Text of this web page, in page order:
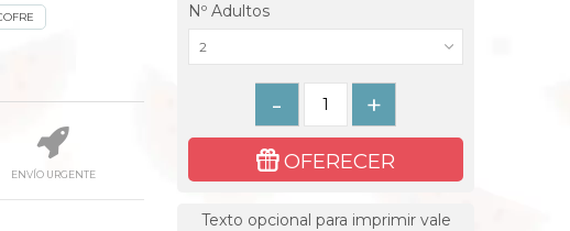
ENVÍO URGENTE
Nº Adultos
2
- +
OFERECER
Texto opcional para imprimir vale